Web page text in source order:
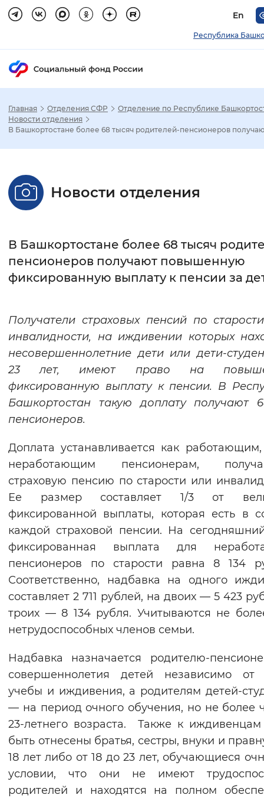
En
Республика
Настройка режима отображения
Стандартный Увеличенный
Интервал между буквами
Цвет сайта
Синий фон
Включены Выключены
Воспроизвести Остановить
Вернуть стандартные настройки
Главная Отделения СФР
Отделение по Республике
Новости отделения
В Башкортостане более 68 тысяч родителей-пенсионеров
Новости отделения
В Башкортостане более 68 тысяч
пенсионеров получают повышенную
фиксированную выплату к пенсии за
Получатели страховых пенсий по
инвалидности, на иждивении которых
несовершеннолетние дети или дети-
23 лет, имеют право на
фиксированную выплату к пенсии. В
Башкортостан такую доплату получают
пенсионеров.
Доплата устанавливается как
неработающим пенсионерам,
страховую пенсию по старости или
Ее размер составляет 1/3 от
фиксированной выплаты, которая есть в
каждой страховой пенсии. На
фиксированная выплата для
пенсионеров по старости равна 8 134
Соответственно, надбавка на одного
составляет 2 711 рублей, на двоих — 5 423
троих — 8 134 рубля. Учитываются не
нетрудоспособных членов семьи.
Надбавка назначается родителю-
совершеннолетия детей независимо от
учебы и иждивения, а родителям детей-
— на период очного обучения, но не более
23-летнего возраста. Также к иждивенцам
быть отнесены братья, сестры, внуки и
18 лет либо от 18 до 23 лет, обучающиеся
условии, что они не имеют
родителей и находятся на полном